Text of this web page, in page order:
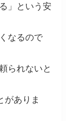
」という安
なるので
られないと
がありま